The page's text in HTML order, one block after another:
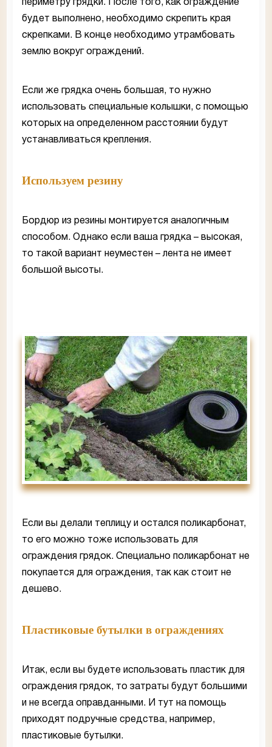
периметру грядки. После того, как ограждение
будет выполнено, необходимо скрепить края
скрепками. В конце необходимо утрамбовать
землю вокруг ограждений.
Если же грядка очень большая, то нужно
использовать специальные колышки, с помощью
которых на определенном расстоянии будут
устанавливаться крепления.
Используем резину
Бордюр из резины монтируется аналогичным
способом. Однако если ваша грядка – высокая,
то такой вариант неуместен – лента не имеет
большой высоты.
Если вы делали теплицу и остался поликарбонат,
то его можно тоже использовать для
ограждения грядок. Специально поликарбонат не
покупается для ограждения, так как стоит не
дешево.
Пластиковые бутылки в ограждениях
Итак, если вы будете использовать пластик для
ограждения грядок, то затраты будут большими
и не всегда оправданными. И тут на помощь
приходят подручные средства, например,
пластиковые бутылки.